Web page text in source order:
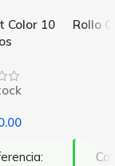
Color 10
Rollo